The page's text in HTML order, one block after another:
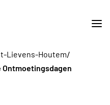
Lievens-Houtem/
Ontmoetingsdagen